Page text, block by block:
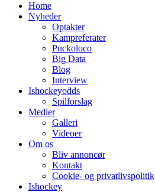
Home
Nyheder
Optakter
Kampreferater
Puckoloco
Big Data
Blog
Interview
Ishockeyodds
Spilforslag
Medier
Galleri
Videoer
Om os
Bliv annoncør
Kontakt
Cookie- og privatlivspolitik
Ishockey